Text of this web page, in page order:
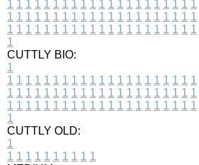
1 1 1 1 1 1 1 1 1 1 1 1 1 1 1 1 1 1 1 1 1
1 1 1 1 1 1 1 1 1 1 1 1 1 1 1 1 1 1 1 1 1
1 1 1 1 1 1 1 1 1 1 1 1 1 1 1 1 1 1 1 1 1
1
CUTTLY BIO:
1
1 1 1 1 1 1 1 1 1 1 1 1 1 1 1 1 1 1 1 1 1
1 1 1 1 1 1 1 1 1 1 1 1 1 1 1 1 1 1 1 1 1
1 1 1 1 1 1 1 1 1 1 1 1 1 1 1 1 1 1 1 1 1
1
CUTTLY OLD:
1
1 1 1 1 1 1 1 1 1 1